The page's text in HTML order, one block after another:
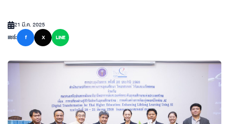
21 มี.ค. 2025
แชร์:
f X LINE